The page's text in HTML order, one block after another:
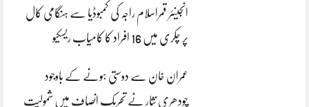
انجینئر قمراسلام راجہ کی کمبوڈیا سے ہنگامی کال
پر چکری میں 16 افراد کا کامیاب ریسکیو
عمران خان سے دوستی ہونے کے باوجود
چودھری نثار نے تحریک انصاف میں شمولیت